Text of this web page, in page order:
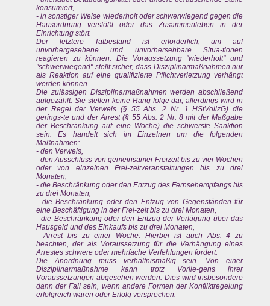
konsumiert,
- in sonstiger Weise wiederholt oder schwerwiegend gegen die
Hausordnung verstößt oder das Zusammenleben in der
Einrichtung stört.
Der letztere Tatbestand ist erforderlich, um auf
unvorhergesehene und unvorhersehbare Situa-tionen
reagieren zu können. Die Voraussetzung "wiederholt" und
"schwerwiegend" stellt sicher, dass Disziplinarmaßnahmen nur
als Reaktion auf eine qualifizierte Pflichtverletzung verhängt
werden können.
Die zulässigen Disziplinarmaßnahmen werden abschließend
aufgezählt. Sie stellen keine Rang-folge dar, allerdings wird in
der Regel der Verweis (§ 55 Abs. 2 Nr. 1 HStVollzG) die
gerings-te und der Arrest (§ 55 Abs. 2 Nr. 8 mit der Maßgabe
der Beschränkung auf eine Woche) die schwerste Sanktion
sein. Es handelt sich im Einzelnen um die folgenden
Maßnahmen:
- den Verweis,
- den Ausschluss von gemeinsamer Freizeit bis zu vier Wochen
oder von einzelnen Frei-zeitveranstaltungen bis zu drei
Monaten,
- die Beschränkung oder den Entzug des Fernsehempfangs bis
zu drei Monaten,
- die Beschränkung oder den Entzug von Gegenständen für
eine Beschäftigung in der Frei-zeit bis zu drei Monaten,
- die Beschränkung oder den Entzug der Verfügung über das
Hausgeld und des Einkaufs bis zu drei Monaten,
- Arrest bis zu einer Woche. Hierbei ist auch Abs. 4 zu
beachten, der als Voraussetzung für die Verhängung eines
Arrestes schwere oder mehrfache Verfehlungen fordert.
Die Anordnung muss verhältnismäßig sein. Von einer
Disziplinarmaßnahme kann trotz Vorlie-gens ihrer
Voraussetzungen abgesehen werden. Dies wird insbesondere
dann der Fall sein, wenn andere Formen der Konfliktregelung
erfolgreich waren oder Erfolg versprechen.